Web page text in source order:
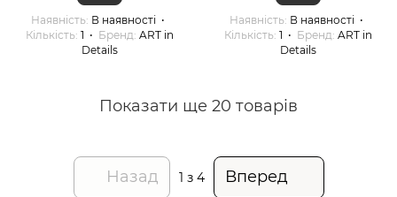
Наявність В наявності
Кількість 1 Бренд ART in
Details
Наявність В наявності
Кількість 1 Бренд ART in
Details
Показати ще 20 товарів
Назад 1 з 4 Вперед